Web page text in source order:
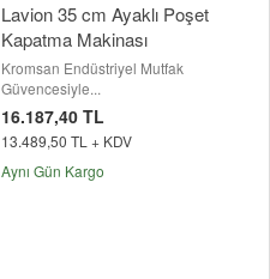
Lavion 35 cm Ayaklı Poşet
Kapatma Makinası
Kromsan Endüstriyel Mutfak
Güvencesiyle...
16.187,40 TL
13.489,50 TL + KDV
Aynı Gün Kargo